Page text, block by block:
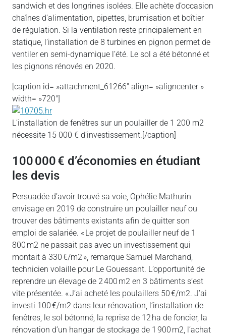
sandwich et des longrines isolées. Elle achète d’occasion
chaînes d’alimentation, pipettes, brumisation et boîtier
de régulation. Si la ventilation reste principalement en
statique, l’installation de 8 turbines en pignon permet de
ventiler en semi-dynamique l’été. Le sol a été bétonné et
les pignons rénovés en 2020.
[caption id= »attachment_61266″ align= »aligncenter »
width= »720″]
L’installation de fenêtres sur un poulailler de 1 200 m2
nécessite 15 000 € d’investissement.[/caption]
100 000 € d’économies en étudiant
les devis
Persuadée d’avoir trouvé sa voie, Ophélie Mathurin
envisage en 2019 de construire un poulailler neuf ou
trouver des bâtiments existants afin de quitter son
emploi de salariée. « Le projet de poulailler neuf de 1
800 m2 ne passait pas avec un investissement qui
montait à 330 €/m2 », remarque Samuel Marchand,
technicien volaille pour Le Gouessant. L’opportunité de
reprendre un élevage de 2 400 m2 en 3 bâtiments s’est
vite présentée. « J’ai acheté les poulaillers 50 €/m2. J’ai
investi 100 €/m2 dans leur rénovation, l’installation de
fenêtres, le sol bétonné, la reprise de 12 ha de foncier, la
rénovation d’un hangar de stockage de 1 900 m2, l’achat